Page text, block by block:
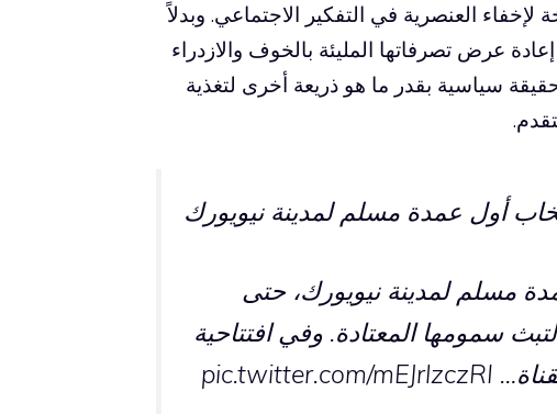
العنصرية في التفكير الاجتماعي. وبدلاً
عرض تصرفاتها المليئة بالخوف والازدراء
سياسية بقدر ما هو ذريعة أخرى لتغذية
أول عمدة مسلم لمدينة نيويورك
مسلم لمدينة نيويورك، حتى
سمومها المعتادة. وفي افتتاحية
pic.twitter.com/mEJrlzczRI